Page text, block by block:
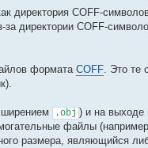
директория COFF-
директории COFF-
формата COFF. Это те
.obj ) и на
файлы (например
размера, являющийся